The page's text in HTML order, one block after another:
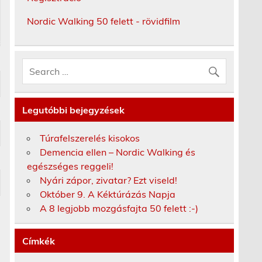
Nordic Walking 50 felett - rövidfilm
Legutóbbi bejegyzések
Túrafelszerelés kisokos
Demencia ellen – Nordic Walking és
egészséges reggeli!
Nyári zápor, zivatar? Ezt viseld!
Október 9. A Kéktúrázás Napja
A 8 legjobb mozgásfajta 50 felett :-)
Címkék